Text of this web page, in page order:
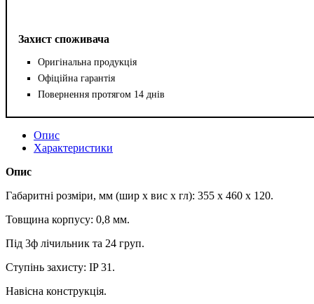
Захист споживача
Оригінальна продукція
Офіційна гарантія
Повернення протягом 14 днів
Опис
Характеристики
Опис
Габаритні розміри, мм (шир х вис х гл): 355 х 460 х 120.
Товщина корпусу: 0,8 мм.
Під 3ф лічильник та 24 груп.
Ступінь захисту: IP 31.
Навісна конструкція.